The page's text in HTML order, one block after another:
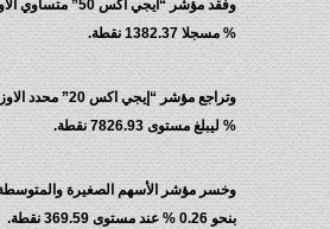
% مسجلا 1382.37 نقطة.
% ليبلغ مستوى 7826.93 نقطة.
بنحو 0.26 % عند مستوى 369.59 نقطة.